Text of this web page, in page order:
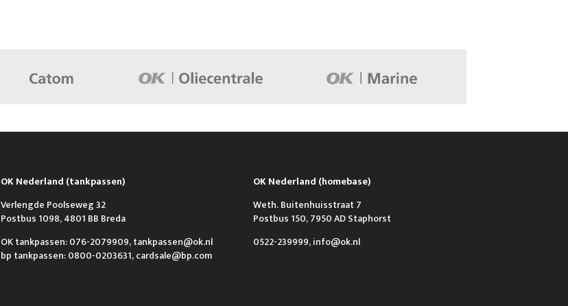
OK Nederland (tankpassen)
Verlengde Poolseweg 32
Postbus 1098, 4801 BB Breda
OK tankpassen: 076-2079909, tankpassen@ok.nl
bp tankpassen: 0800-0203631, cardsale@bp.com
OK Nederland (homebase)
Weth. Buitenhuisstraat 7
Postbus 150, 7950 AD Staphorst
0522-239999, info@ok.nl